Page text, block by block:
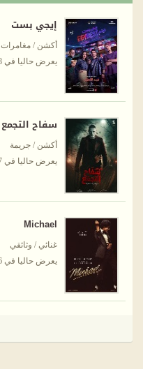
إيجي بست
أكشن / مغامرات
يعرض حاليا في 68 سينمات
سفاح التجمع
أكشن / جريمة
يعرض حاليا في 37 سينمات
Michael
غنائي / وثائقي
يعرض حاليا في 36 سينمات